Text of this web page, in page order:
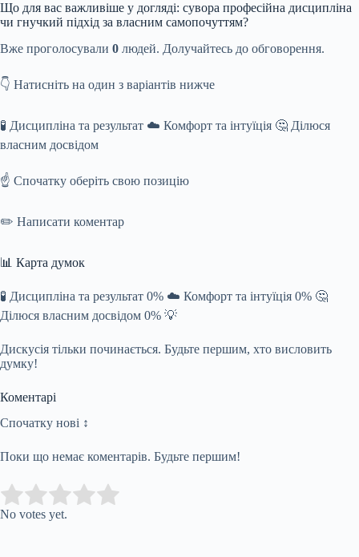
Що для вас важливіше у догляді: сувора професійна дисципліна
чи гнучкий підхід за власним самопочуттям?
Вже проголосували 0 людей. Долучайтесь до обговорення.
👇 Натисніть на один з варіантів нижче
🧪 Дисципліна та результат ☁️ Комфорт та інтуїція 🤔 Ділюся
власним досвідом
☝️ Спочатку оберіть свою позицію
✏️ Написати коментар
📊 Карта думок
🧪 Дисципліна та результат 0% ☁️ Комфорт та інтуїція 0% 🤔
Ділюся власним досвідом 0% 💡
Дискусія тільки починається. Будьте першим, хто висловить
думку!
Коментарі
Спочатку нові ↕
Поки що немає коментарів. Будьте першим!
Rate this item:
No votes yet.